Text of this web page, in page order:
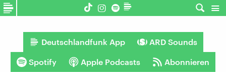
Deutschlandfunk App ARD Sounds
Spotify Apple Podcasts Abonnieren